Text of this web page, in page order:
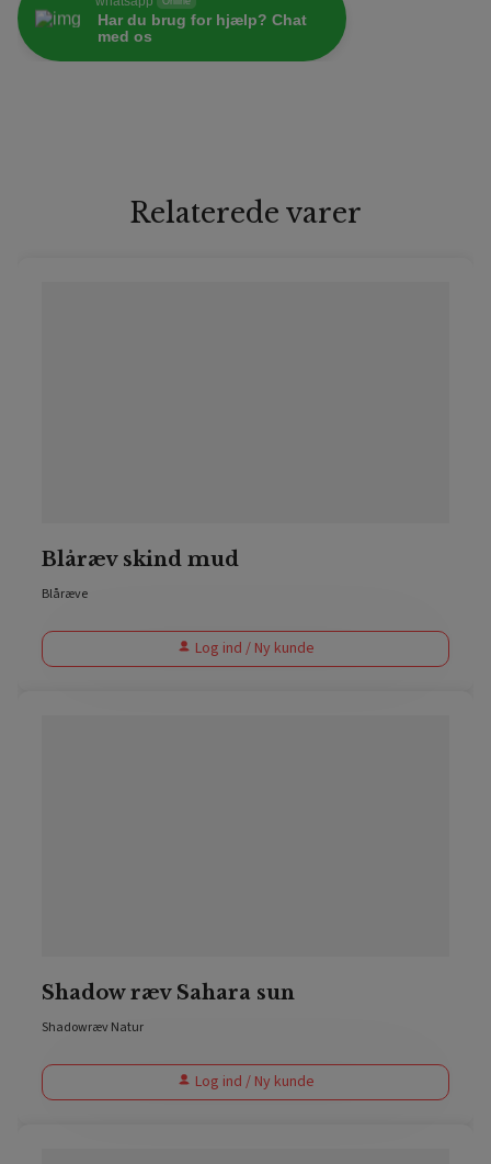
Har du brug for hjælp? Chat
med os
Relaterede varer
Blåræv skind mud
Blåræve
Log ind / Ny kunde
Shadow ræv Sahara sun
Shadowræv Natur
Log ind / Ny kunde